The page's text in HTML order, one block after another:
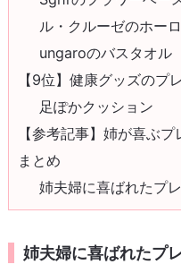
ル・クルーゼのホー
ungaroのバスタオル
【9位】健康グッズのプ
足ぽかクッション
【参考記事】姉が喜ぶ
まとめ
姉夫婦に喜ばれたプ
姉夫婦に喜ばれたプ